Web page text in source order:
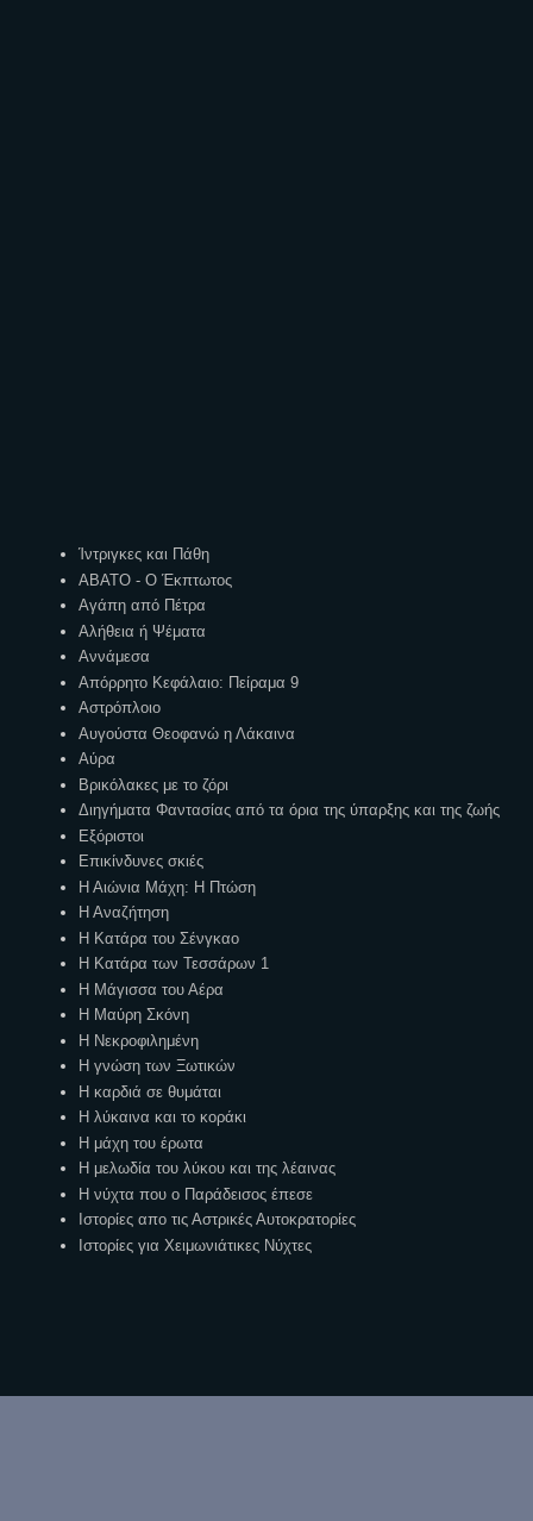
Ίντριγκες και Πάθη
ΑΒΑΤΟ - Ο Έκπτωτος
Αγάπη από Πέτρα
Αλήθεια ή Ψέματα
Αννάμεσα
Απόρρητο Κεφάλαιο: Πείραμα 9
Αστρόπλοιο
Αυγούστα Θεοφανώ η Λάκαινα
Αύρα
Βρικόλακες με το ζόρι
Διηγήματα Φαντασίας από τα όρια της ύπαρξης και της ζωής
Εξόριστοι
Επικίνδυνες σκιές
Η Αιώνια Μάχη: Η Πτώση
Η Αναζήτηση
Η Κατάρα του Σένγκαο
Η Κατάρα των Τεσσάρων 1
Η Μάγισσα του Αέρα
Η Μαύρη Σκόνη
Η Νεκροφιλημένη
Η γνώση των Ξωτικών
Η καρδιά σε θυμάται
Η λύκαινα και το κοράκι
Η μάχη του έρωτα
Η μελωδία του λύκου και της λέαινας
Η νύχτα που ο Παράδεισος έπεσε
Ιστορίες απο τις Αστρικές Αυτοκρατορίες
Ιστορίες για Χειμωνιάτικες Νύχτες